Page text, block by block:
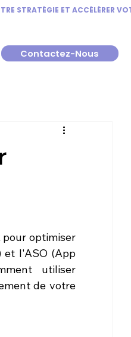
Contactez-Nous
pour optimiser
et l'ASO (App
utiliser
de votre